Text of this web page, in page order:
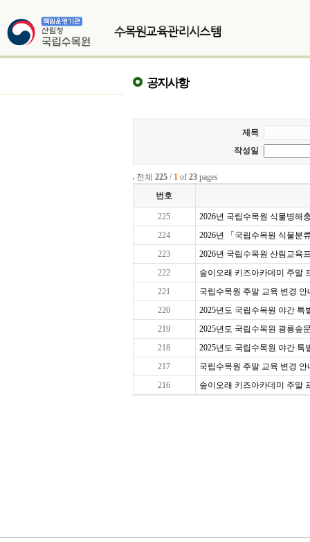
공지사항
제목
작성일
전체 225 / 1 of 23 pages
번호
225
2026년 국립수목원 식물병해
224
2026년 「국립수목원 식물분
223
2026년 국립수목원 산림교육
222
숲이오래 키즈아카데미 주말
221
국립수목원 주말 교육 변경 안
220
2025년도 국립수목원 야간 특
219
2025년도 국립수목원 광릉숲
218
2025년도 국립수목원 야간 특
217
국립수목원 주말 교육 변경
216
숲이오래 키즈아카데미 주말